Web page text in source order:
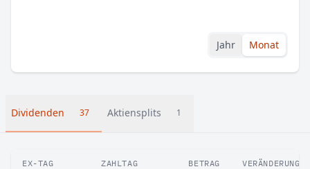
Jahr Monat
Dividenden 37 Aktiensplits 1
EX-TAG ZAHLTAG BETRAG VERÄNDERUNG